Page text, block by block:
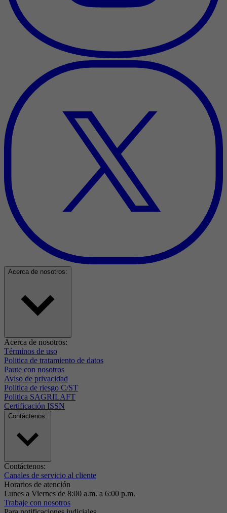
Acerca de nosotros:
Acerca de nosotros:
Términos de uso
Politica de tratamiento de datos
Paute con nosotros
Aviso de privacidad
Politica de riesgo C/ST
Politica SAGRILAFT
Certificación ISSN
Contáctenos:
Contáctenos:
Canales de servicio al cliente
Horarios de atención
Lunes a Viernes de 8:00 a.m. a 6:00 p.m.
Trabaje con nosotros